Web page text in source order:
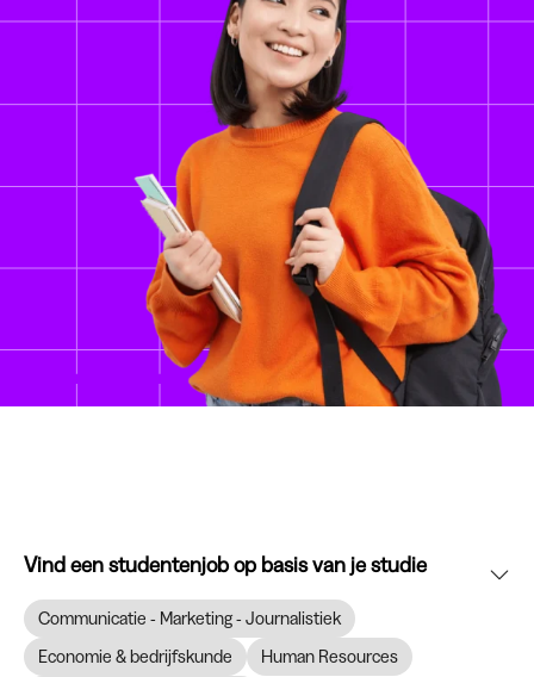
Vind een studentenjob op basis van je studie
Communicatie - Marketing - Journalistiek
Economie & bedrijfskunde
Human Resources